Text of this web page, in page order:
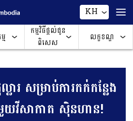
KH
កម្មវិធីផ្តល់ជូន
ពិសេស
លក្ខខណ្ឌ
លារ សម្រាប់ការកក់កន្លែង
យវីសាកាត ស៊ិនហាន!